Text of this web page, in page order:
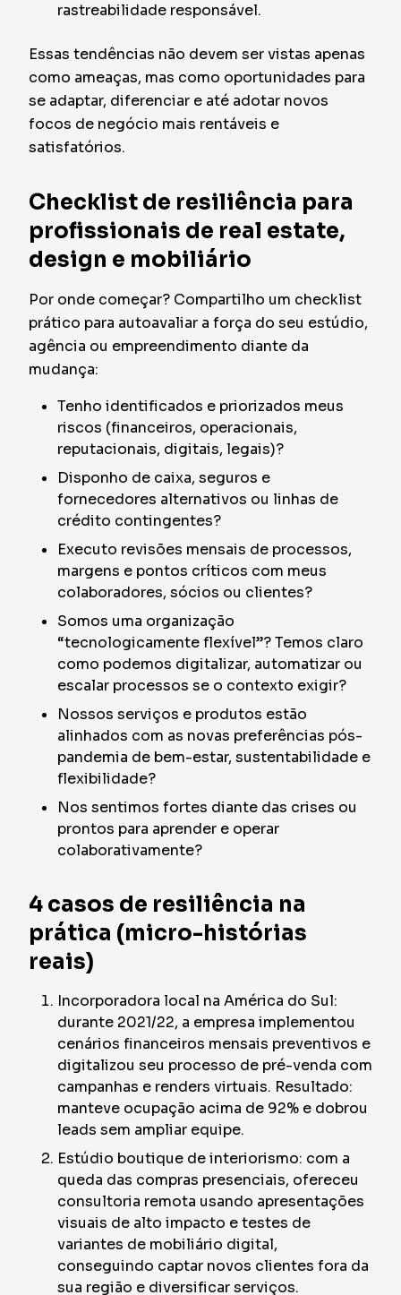
rastreabilidade responsável.
Essas tendências não devem ser vistas apenas
como ameaças, mas como oportunidades para
se adaptar, diferenciar e até adotar novos
focos de negócio mais rentáveis e
satisfatórios.
Checklist de resiliência para
profissionais de real estate,
design e mobiliário
Por onde começar? Compartilho um checklist
prático para autoavaliar a força do seu estúdio,
agência ou empreendimento diante da
mudança:
Tenho identificados e priorizados meus
riscos (financeiros, operacionais,
reputacionais, digitais, legais)?
Disponho de caixa, seguros e
fornecedores alternativos ou linhas de
crédito contingentes?
Executo revisões mensais de processos,
margens e pontos críticos com meus
colaboradores, sócios ou clientes?
Somos uma organização
“tecnologicamente flexível”? Temos claro
como podemos digitalizar, automatizar ou
escalar processos se o contexto exigir?
Nossos serviços e produtos estão
alinhados com as novas preferências pós-
pandemia de bem-estar, sustentabilidade e
flexibilidade?
Nos sentimos fortes diante das crises ou
prontos para aprender e operar
colaborativamente?
4 casos de resiliência na
prática (micro-histórias
reais)
Incorporadora local na América do Sul:
durante 2021/22, a empresa implementou
cenários financeiros mensais preventivos e
digitalizou seu processo de pré-venda com
campanhas e renders virtuais. Resultado:
manteve ocupação acima de 92% e dobrou
leads sem ampliar equipe.
Estúdio boutique de interiorismo: com a
queda das compras presenciais, ofereceu
consultoria remota usando apresentações
visuais de alto impacto e testes de
variantes de mobiliário digital,
conseguindo captar novos clientes fora da
sua região e diversificar serviços.